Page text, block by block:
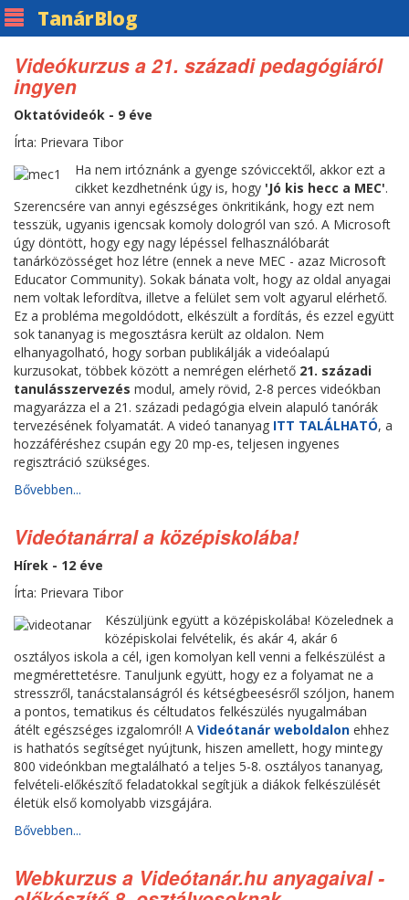
TanárBlog
Videókurzus a 21. századi pedagógiáról
ingyen
Oktatóvideók - 9 éve
Írta: Prievara Tibor
Ha nem irtóznánk a gyenge szóviccektől, akkor ezt a
cikket kezdhetnénk úgy is, hogy 'Jó kis hecc a MEC'.
Szerencsére van annyi egészséges önkritikánk, hogy ezt nem
tesszük, ugyanis igencsak komoly dologról van szó. A Microsoft
úgy döntött, hogy egy nagy lépéssel felhasználóbarát
tanárközösséget hoz létre (ennek a neve MEC - azaz Microsoft
Educator Community). Sokak bánata volt, hogy az oldal anyagai
nem voltak lefordítva, illetve a felület sem volt agyarul elérhető.
Ez a probléma megoldódott, elkészült a fordítás, és ezzel együtt
sok tananyag is megosztásra került az oldalon. Nem
elhanyagolható, hogy sorban publikálják a videóalapú
kurzusokat, többek között a nemrégen elérhető 21. századi
tanulásszervezés modul, amely rövid, 2-8 perces videókban
magyarázza el a 21. századi pedagógia elvein alapuló tanórák
tervezésének folyamatát. A videó tananyag ITT TALÁLHATÓ, a
hozzáféréshez csupán egy 20 mp-es, teljesen ingyenes
regisztráció szükséges.
Bővebben...
Videótanárral a középiskolába!
Hírek - 12 éve
Írta: Prievara Tibor
Készüljünk együtt a középiskolába! Közelednek a
középiskolai felvételik, és akár 4, akár 6
osztályos iskola a cél, igen komolyan kell venni a felkészülést a
megmérettetésre. Tanuljunk együtt, hogy ez a folyamat ne a
stresszről, tanácstalanságról és kétségbeesésről szóljon, hanem
a pontos, tematikus és céltudatos felkészülés nyugalmában
átélt egészséges izgalomról! A Videótanár weboldalon ehhez
is hathatós segítséget nyújtunk, hiszen amellett, hogy mintegy
800 videónkban megtalálható a teljes 5-8. osztályos tananyag,
felvételi-előkészítő feladatokkal segítjük a diákok felkészülését
életük első komolyabb vizsgájára.
Bővebben...
Webkurzus a Videótanár.hu anyagaival -